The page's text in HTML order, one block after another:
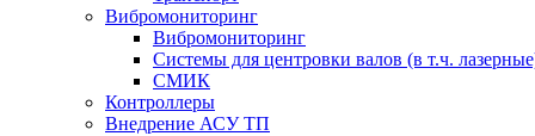
Вибромониторинг
Вибромониторинг
Системы для центровки валов (в т.ч.
СМИК
Контроллеры
Внедрение АСУ ТП